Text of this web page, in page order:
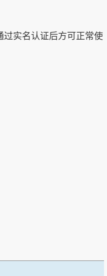
实名认证后方可正常使